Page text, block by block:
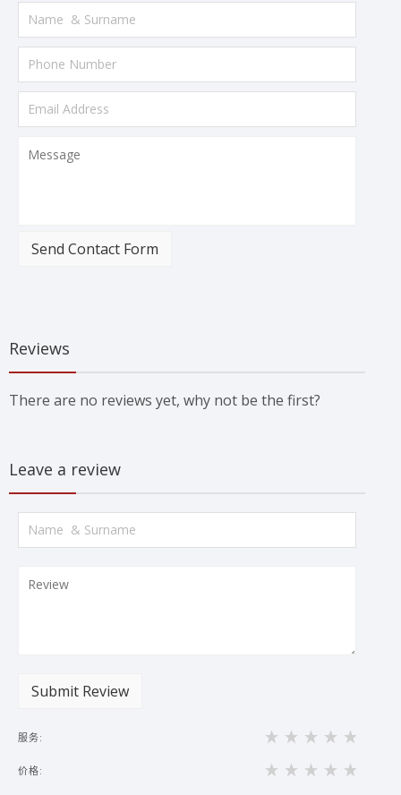
Send Contact Form
Reviews
There are no reviews yet, why not be the first?
Leave a review
Submit Review
服务:
价格: